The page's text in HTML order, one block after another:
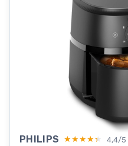
PHILIPS ★★★★★
★★★★★ 4,4/5